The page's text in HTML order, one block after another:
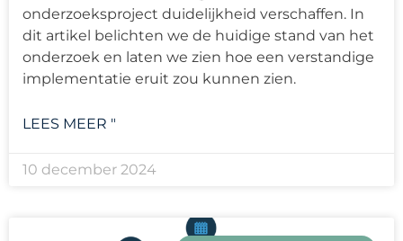
onderzoeksproject duidelijkheid verschaffen. In
dit artikel belichten we de huidige stand van het
onderzoek en laten we zien hoe een verstandige
implementatie eruit zou kunnen zien.
LEES MEER "
10 december 2024